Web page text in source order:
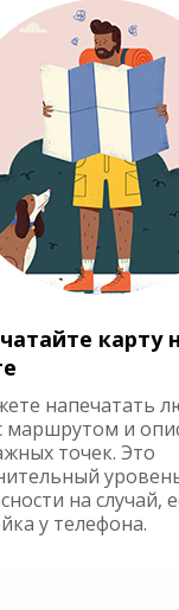
карту
напечатать
маршрутом и
точек. Это
на случай,
у телефона.